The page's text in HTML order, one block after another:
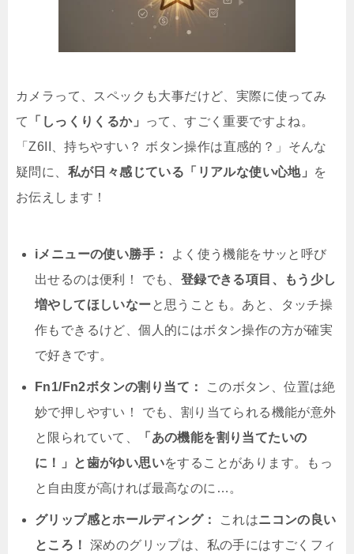
カメラって、スペックも大事だけど、実際に使ってみ
て
「しっくりくるか」
って、すごく重要ですよね。
「Z6II、持ちやすい？ ボタン操作は直感的？」そんな
疑問に、 私が日々感じている「リアルな使い心地」
を
お伝えします！
iメニューの使い勝手：
よく使う機能をサッと呼び
出せるのは便利！ でも、 登録できる項目、もう少し
増やしてほしいなーと思うことも。あと、タッチ操
作もできるけど、個人的にはボタン操作の方が確実
で好きです。
Fn1/Fn2ボタンの割り当て：
このボタン、位置は絶
妙で押しやすい！ でも、割り当てられる機能が意外
と限られていて、
「あの機能を割り当てたいの
に！」と歯がゆい思いをすることがあります。もっ
と自由度が高ければ最高なのに…。
グリップ感とホールディング： これはニコンの良い
ところ！
深めのグリップは、私の手にはすごくフィ